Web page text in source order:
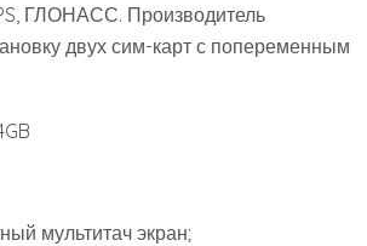
ГЛОНАСС. Производитель
двух сим-карт с попеременным
мультитач экран;